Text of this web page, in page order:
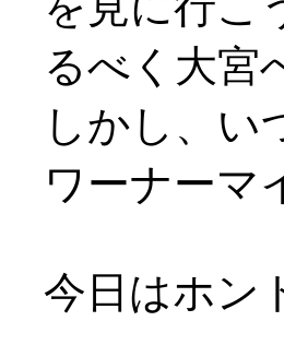
るべく大宮
しかし、い
ワーナーマ
今日はホン